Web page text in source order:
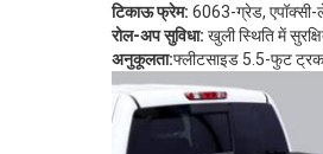
टिकाऊ फ्रेम: 6063-ग्रेड,
रोल-अप सुविधा: खुली स्थिति में
अनुकूलता:फ्लीटसाइड 5.5-फुट ट्रक